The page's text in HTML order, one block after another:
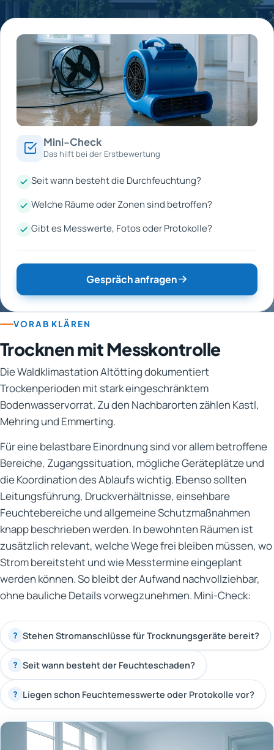
Mini-Check
Das hilft bei der Erstbewertung
Seit wann besteht die Durchfeuchtung?
Welche Räume oder Zonen sind betroffen?
Gibt es Messwerte, Fotos oder Protokolle?
Gespräch anfragen
VORAB KLÄREN
Trocknen mit Messkontrolle
Die Waldklimastation Altötting dokumentiert
Trockenperioden mit stark eingeschränktem
Bodenwasservorrat. Zu den Nachbarorten zählen Kastl,
Mehring und Emmerting.
Für eine belastbare Einordnung sind vor allem betroffene
Bereiche, Zugangssituation, mögliche Geräteplätze und
die Koordination des Ablaufs wichtig. Ebenso sollten
Leitungsführung, Druckverhältnisse, einsehbare
Feuchtebereiche und allgemeine Schutzmaßnahmen
knapp beschrieben werden. In bewohnten Räumen ist
zusätzlich relevant, welche Wege frei bleiben müssen, wo
Strom bereitsteht und wie Messtermine eingeplant
werden können. So bleibt der Aufwand nachvollziehbar,
ohne bauliche Details vorwegzunehmen. Mini-Check:
? Stehen Stromanschlüsse für Trocknungsgeräte bereit?
? Seit wann besteht der Feuchteschaden?
? Liegen schon Feuchtemesswerte oder Protokolle vor?